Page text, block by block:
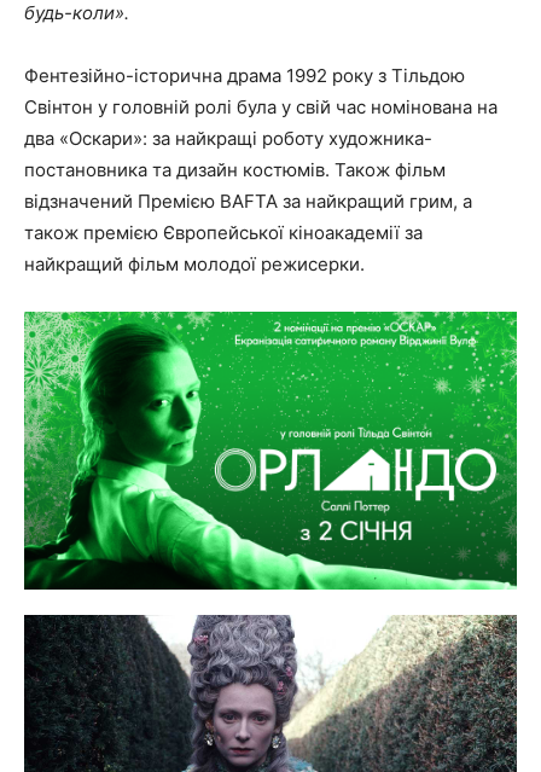
будь-коли».
Фентезійно-історична драма 1992 року з Тільдою
Свінтон у головній ролі була у свій час номінована на
два «Оскари»: за найкращі роботу художника-
постановника та дизайн костюмів. Також фільм
відзначений Премією BAFTA за найкращий грим, а
також премією Європейської кіноакадемії за
найкращий фільм молодої режисерки.